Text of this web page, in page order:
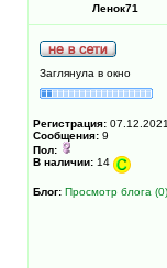
Ленок71
Заглянула в окно
Регистрация: 07.12.2021
Сообщения: 9
Пол:
В наличии: 14
Блог: Просмотр блога (0)